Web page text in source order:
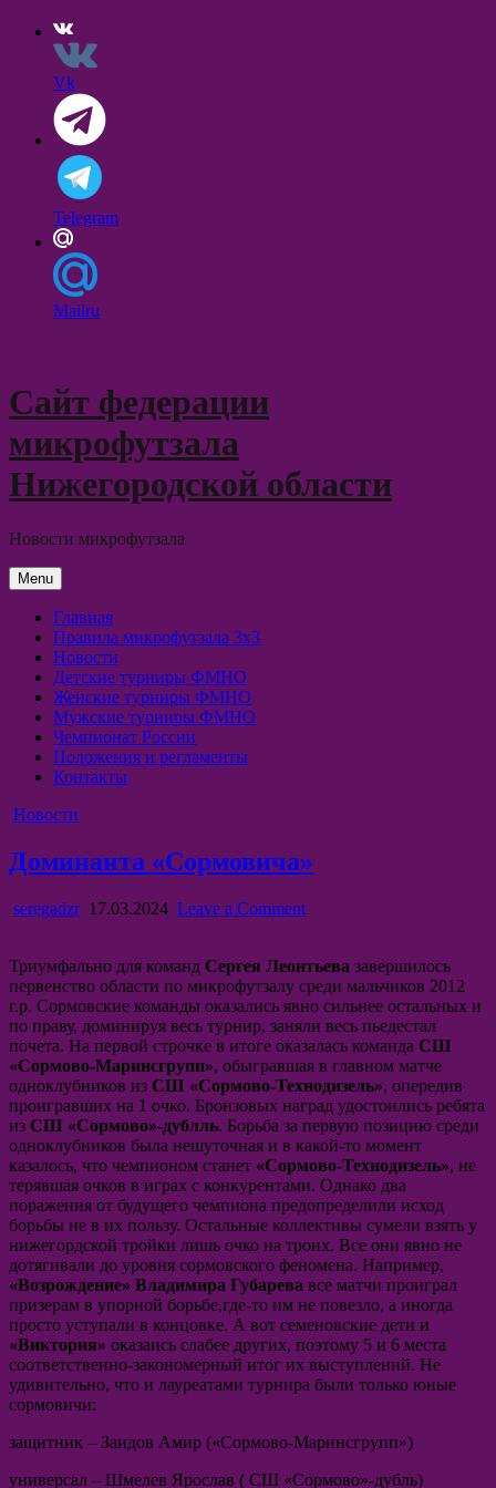
Vk
Telegram
Mailru
content
Сайт федерации
микрофутзала
Нижегородской области
Новости микрофутзала
Menu
Главная
Правила микрофутзала 3х3
Новости
Детские турниры ФМНО
Женские турниры ФМНО
Мужские турниры ФМНО
Чемпионат России
Положения и регламенты
Контакты
Posted
Новости
Доминанта «Сормовича»
Author:
seregadzr Published
17.03.2024 Leave a Commenton
Триумфально для команд Сергея Леонтьева завершилось
первенство области по микрофутзалу среди мальчиков 2012
г.р. Сормовские команды оказались явно сильнее остальных и
по праву, доминируя весь турнир, заняли весь пьедестал
почета. На первой строчке в итоге оказалась команда СШ
«Сормово-Маринсгрупп», обыгравшая в главном матче
одноклубников из СШ «Сормово-Технодизель», опередив
проигравших на 1 очко. Бронзовых наград удостоились ребята
из СШ «Сормово»-дублль. Борьба за первую позицию среди
одноклубников была нешуточная и в какой-то момент
казалось, что чемпионом станет «Сормово-Технодизель», не
терявшая очков в играх с конкурентами. Однако два
поражения от будущего чемпиона предопределили исход
борьбы не в их пользу. Остальные коллективы сумели взять у
нижегордской тройки лишь очко на троих. Все они явно не
дотягивали до уровня сормовского феномена. Например,
«Возрождение» Владимира Губарева все матчи проиграл
призерам в упорной борьбе,где-то им не повезло, а иногда
просто уступали в концовке. А вот семеновские дети и
«Виктория» оказаись слабее других, поэтому 5 и 6 места
соответственно-закономерный итог их выступлений. Не
удивительно, что и лауреатами турнира были только юные
сормовичи:
защитник – Заидов Амир («Сормово-Маринсгрупп»)
универсал – Шмелев Ярослав ( СШ «Сормово»-дубль)